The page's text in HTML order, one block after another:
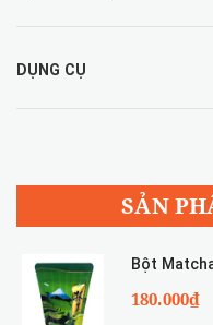
DỤNG CỤ
SẢN
Bột
180.000₫